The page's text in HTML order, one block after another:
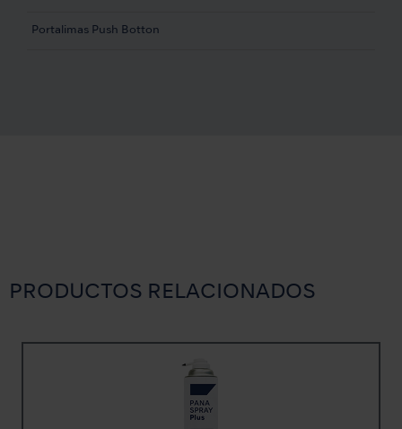
Portalimas Push Botton
PRODUCTOS RELACIONADOS